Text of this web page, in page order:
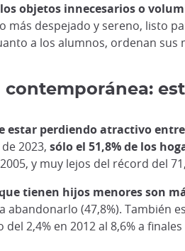
objetos innecesarios o
despejado y sereno, listo
a los alumnos, ordenan
estar perdiendo atractivo
2023, sólo el 51,8% de los
y muy lejos del récord del
tienen hijos menores son
(47,8%). También
2,4% en 2012 al 8,6% a finales